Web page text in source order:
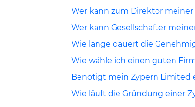
Wer kann zum Direktor
Wer kann Gesellschafter
Wie lange dauert die
Wie wähle ich einen guten
Benötigt mein Zypern Limited
Wie läuft die Gründung einer